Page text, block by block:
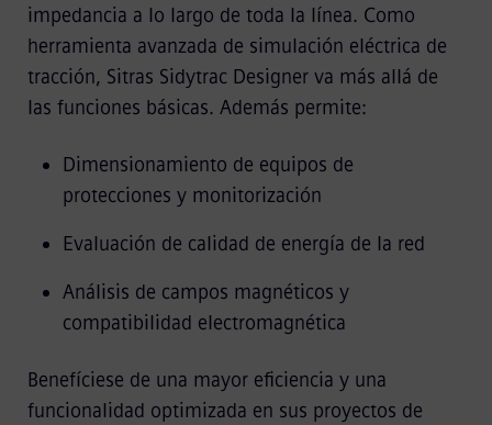
impedancia a lo largo de toda la línea. Como
herramienta avanzada de simulación eléctrica de
tracción, Sitras Sidytrac Designer va más allá de
las funciones básicas. Además permite:
Dimensionamiento de equipos de
protecciones y monitorización
Evaluación de calidad de energía de la red
Análisis de campos magnéticos y
compatibilidad electromagnética
Benefíciese de una mayor eficiencia y una
funcionalidad optimizada en sus proyectos de